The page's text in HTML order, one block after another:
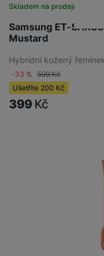
Samsung ET-
Mustard
Skladem na prodejně
Hybridní kožený
-33 % 599Kč
Ušetříte 200 Kč
399 Kč